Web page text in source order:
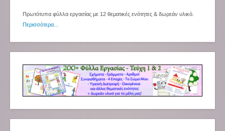
Πρωτότυπα φύλλα εργασίας με 12 θεματικές ενότητες & δωρεάν υλικό.
Περισσότερα...